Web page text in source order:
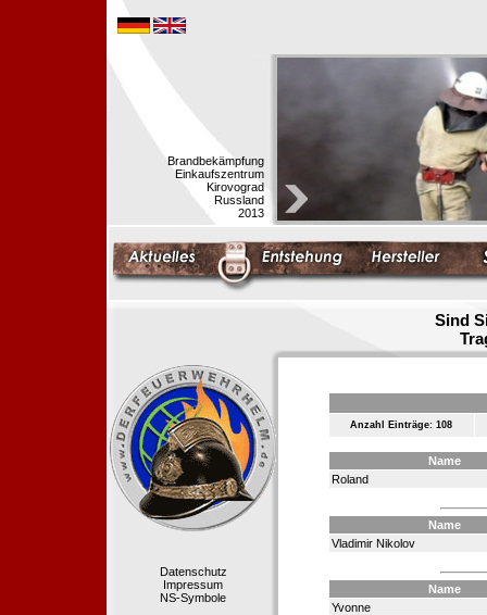
Brandbekämpfung
Einkaufszentrum
Kirovograd
Russland
2013
Sind
Datenschutz
Impressum
NS-Symbole
Anzahl Einträge: 108
Name
Roland
Name
Vladimir Nikolov
Name
Yvonne